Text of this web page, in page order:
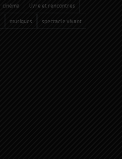
cinéma livre et rencontres
musiques spectacle vivant